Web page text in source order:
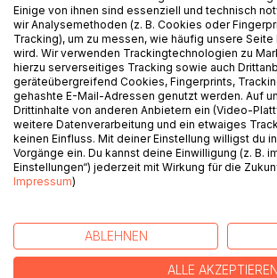
Strand von Puerto Rico, wie
Ausgrenzung in der Kindheit
WEITERE
Einige von ihnen sind essenziell und technisch
wir Analysemethoden (z. B. Cookies oder
Tracking), um zu messen, wie häufig unsere
wird. Wir verwenden Trackingtechnologien zu
hierzu serverseitiges Tracking sowie auch
geräteübergreifend Cookies, Fingerprints,
gehashte E-Mail-Adressen genutzt werden. Auf
Drittinhalte von anderen Anbietern ein (Video-
weitere Datenverarbeitung und ein etwaiges
keinen Einfluss. Mit deiner Einstellung willigst du
Vorgänge ein. Du kannst deine Einwilligung (z. B.
Einstellungen“) jederzeit mit Wirkung für die
Impressum)
ABLEHNEN
ALLE AKZEPTIEREN